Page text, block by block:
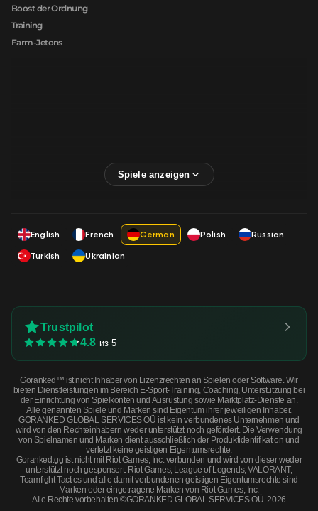
Boost der Ordnung
Training
Farm-Jetons
English French German Polish
Russian
Turkish
Ukrainian
Trustpilot
4.8 из 5
Goranked™ ist nicht Inhaber von Lizenzrechten an Spielen oder Software. Wir
bieten Dienstleistungen im Bereich E-Sport-Training, Coaching, Unterstützung bei
der Einrichtung von Spielkonten und Ausrüstung sowie Marktplatz-Dienste an.
Alle genannten Spiele und Marken sind Eigentum ihrer jeweiligen Inhaber.
GORANKED GLOBAL SERVICES OÜ ist kein verbundenes Unternehmen und
wird von den Rechteinhabern weder unterstützt noch gefördert. Die Verwendung
von Spielnamen und Marken dient ausschließlich der Produktidentifikation und
verletzt keine geistigen Eigentumsrechte.
Goranked.gg ist nicht mit Riot Games, Inc. verbunden und wird von dieser weder
unterstützt noch gesponsert. Riot Games, League of Legends, VALORANT,
Teamfight Tactics und alle damit verbundenen geistigen Eigentumsrechte sind
Marken oder eingetragene Marken von Riot Games, Inc.
Alle Rechte vorbehalten ©GORANKED GLOBAL SERVICES OÜ. 2026